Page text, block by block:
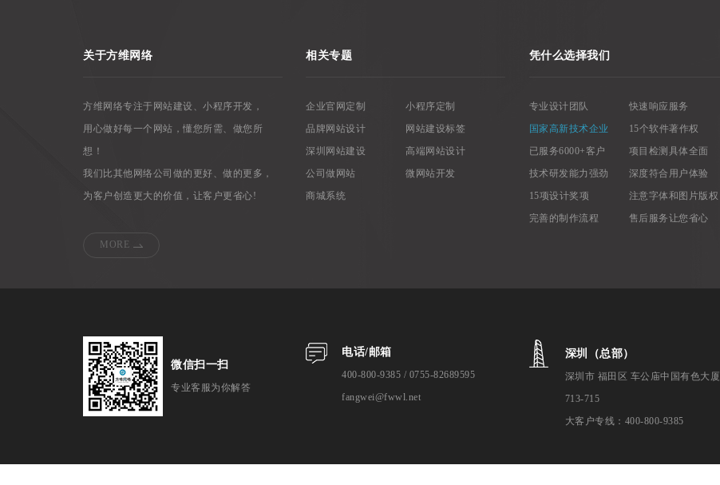
关于方维网络
方维网络专注于网站建设、小程序开发，
用心做好每一个网站，懂您所需、做您所
想！
我们比其他网络公司做的更好、做的更多，
为客户创造更大的价值，让客户更省心!
MORE
相关专题
企业官网定制
小程序定制
品牌网站设计
网站建设标签
深圳网站建设
高端网站设计
公司做网站
微网站开发
商城系统
凭什么选择我们
专业设计团队
快速响应服务
国家高新技术企业
15个软件著作权
已服务6000+客户
项目检测具体全面
技术研发能力强劲
深度符合用户体验
15项设计奖项
注意字体和图片版权
完善的制作流程
售后服务让您省心
微信扫一扫
专业客服为你解答
电话/邮箱
400-800-9385 / 0755-82689595
fangwei@fwwl.net
深圳（总部）
深圳市 福田区 车公庙中国有色大厦
713-715
大客户专线：400-800-9385